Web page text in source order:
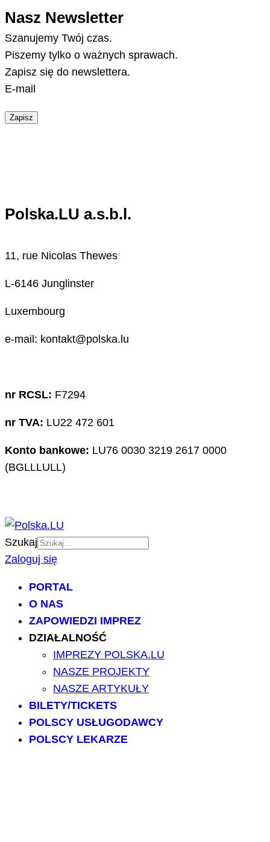
Nasz Newsletter
Szanujemy Twój czas.
Piszemy tylko o ważnych sprawach.
Zapisz się do newslettera.
E-mail
Zapisz
Polska.LU a.s.b.l.
11, rue Nicolas Thewes
L-6146 Junglinster
Luxembourg
e-mail: kontakt@polska.lu
nr RCSL: F7294
nr TVA: LU22 472 601
Konto bankowe: LU76 0030 3219 2617 0000
(BGLLLULL)
Szukaj
Zaloguj się
PORTAL
O NAS
ZAPOWIEDZI IMPREZ
DZIAŁALNOŚĆ
IMPREZY POLSKA.LU
NASZE PROJEKTY
NASZE ARTYKUŁY
BILETY/TICKETS
POLSCY USŁUGODAWCY
POLSCY LEKARZE